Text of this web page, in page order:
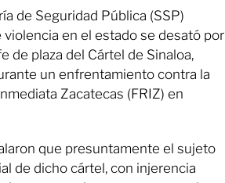
de Seguridad Pública (SSP)
violencia en el estado se desató por
de plaza del Cártel de Sinaloa,
un enfrentamiento contra la
Zacatecas (FRIZ) en
que presuntamente el sujeto
de dicho cártel, con injerencia